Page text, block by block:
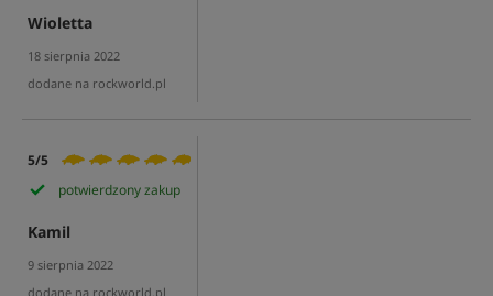
Wioletta
18 sierpnia 2022
dodane na rockworld.pl
5/5
potwierdzony zakup
Kamil
9 sierpnia 2022
dodane na rockworld.pl